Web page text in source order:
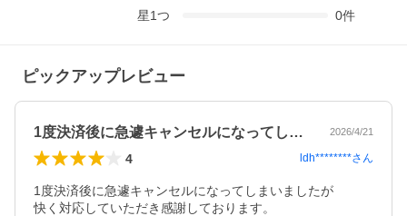
星1つ 0件
ピックアップレビュー
1度決済後に急遽キャンセルになってしま… 2026/4/21
4 ldh********さん
1度決済後に急遽キャンセルになってしまいましたが
快く対応していただき感謝しております。